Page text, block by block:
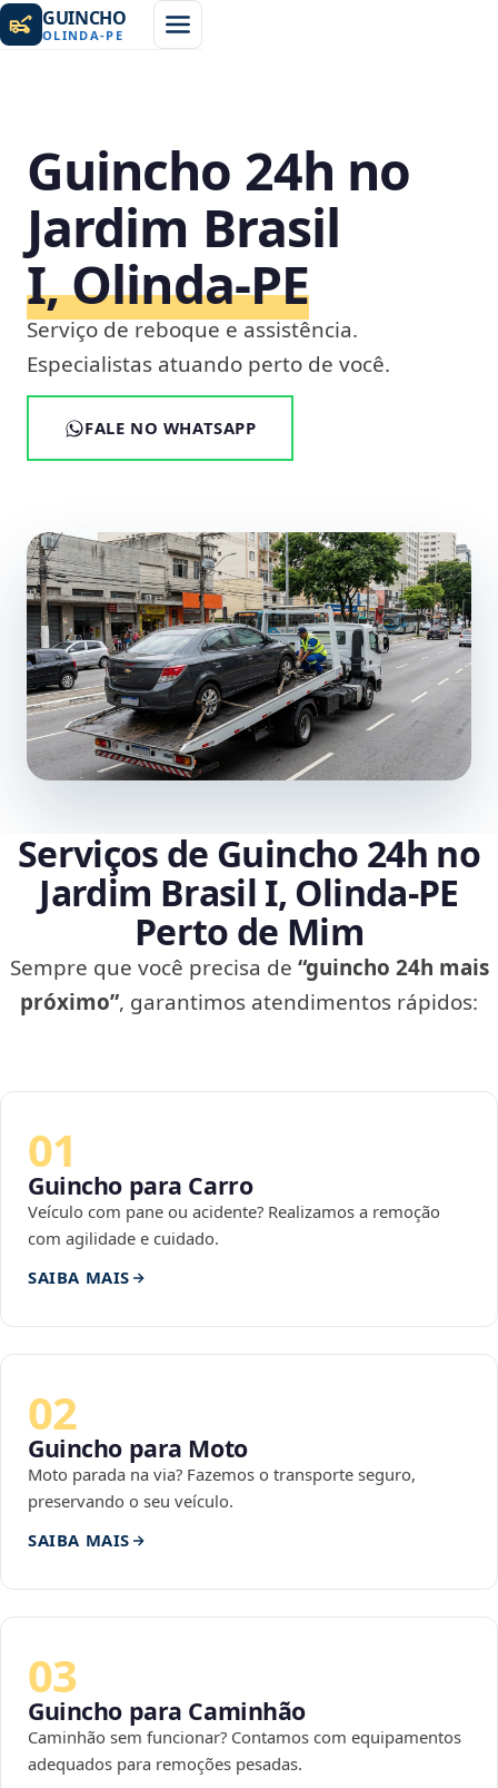
GUINCHO
OLINDA-PE
Guincho 24h no
Jardim Brasil
I, Olinda‑PE
Serviço de reboque e assistência.
Especialistas atuando perto de você.
FALE NO WHATSAPP
Serviços de Guincho 24h no
Jardim Brasil I, Olinda‑PE
Perto de Mim
Sempre que você precisa de “guincho 24h mais
próximo”, garantimos atendimentos rápidos:
01
Guincho para Carro
Veículo com pane ou acidente? Realizamos a remoção
com agilidade e cuidado.
SAIBA MAIS
02
Guincho para Moto
Moto parada na via? Fazemos o transporte seguro,
preservando o seu veículo.
SAIBA MAIS
03
Guincho para Caminhão
Caminhão sem funcionar? Contamos com equipamentos
adequados para remoções pesadas.